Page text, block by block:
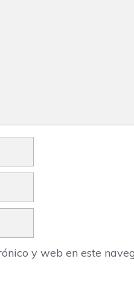
y web en este